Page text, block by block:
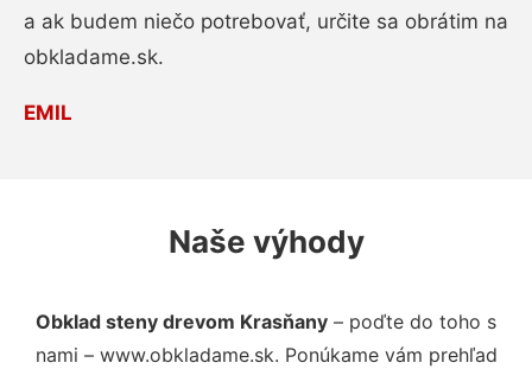
a ak budem niečo potrebovať, určite sa obrátim na
obkladame.sk.
EMIL
Naše výhody
Obklad steny drevom Krasňany – poďte do toho s
nami – www.obkladame.sk. Ponúkame vám prehľad